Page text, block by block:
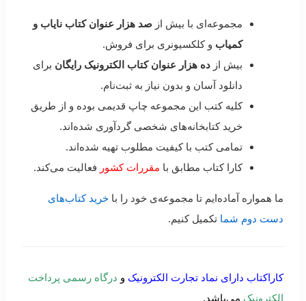
مجموعه‌ای با بیش از صد هزار عنوان کتاب نایاب و
کمیاب و کلکسیونری برای فروش.
بیش از ده هزار عنوان کتاب الکترونیک رایگان برای
دانلود آسان و بدون نیاز به ثبت‌نام.
کلیه کتب این مجموعه چاپ قدیمی بوده و از طریق
خرید کتابخانه‌های شخصی گردآوری شده‌اند.
تمامی کتب با کیفیت مطلوب تهیه شده‌اند.
کارا کتاب مطابق با مقررات کشور فعالیت می‌کند.
ما همواره آماده‌ایم تا مجموعه‌ی خود را با خرید کتاب‌های
دست دوم شما تکمیل کنیم.
کاراکتاب دارای نماد تجارت الکترونیک و درگاه رسمی پرداخت
الکترونیک می‌باشد.